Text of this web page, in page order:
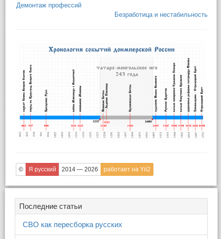
Демонтаж профессий
Безработица и нестабильность
© Я русский 2014 — 2026 работает на Yii2
Последние статьи
СВО как пересборка русских